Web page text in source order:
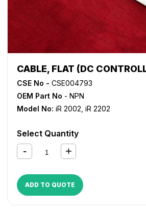
CABLE, FLAT (DC
CSE No - CSE004793
OEM Part No - NPN
Model No: iR 2002 iR 2202
Select Quantity
ADD TO QUOTE